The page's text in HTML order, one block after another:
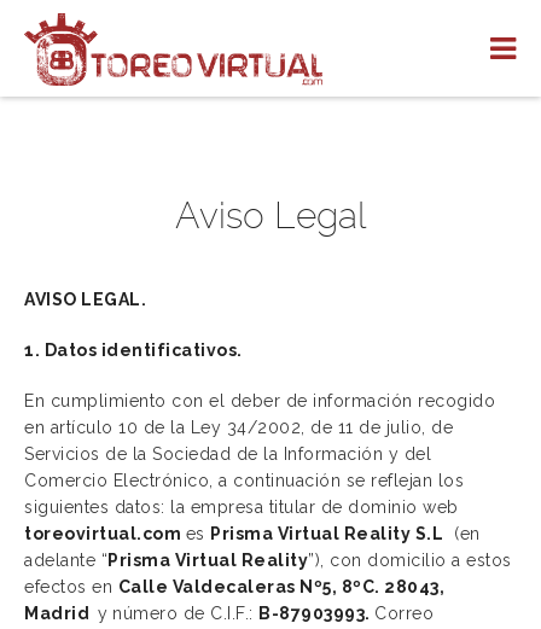
Aviso Legal
AVISO LEGAL.
1. Datos identificativos.
En cumplimiento con el deber de información recogido
en artículo 10 de la Ley 34/2002, de 11 de julio, de
Servicios de la Sociedad de la Información y del
Comercio Electrónico, a continuación se reflejan los
siguientes datos: la empresa titular de dominio web
toreovirtual.com es Prisma Virtual Reality S.L
(en
adelante “ Prisma Virtual Reality”), con domicilio a estos
efectos en Calle Valdecaleras Nº5, 8ºC. 28043,
Madrid
y número de C.I.F.: B-87903993. Correo